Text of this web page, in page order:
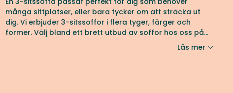
många sittplatser, eller bara tycker om att sträcka ut
dig. Vi erbjuder 3-sitssoffor i flera tyger, färger och
former. Välj bland ett brett utbud av soffor hos oss på
Läs mer